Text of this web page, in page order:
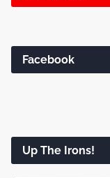
Facebook
Up The Irons!